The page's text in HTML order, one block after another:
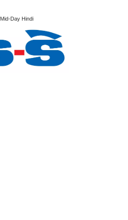
Mid-Day Hindi